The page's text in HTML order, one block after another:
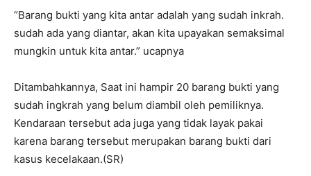
“Barang bukti yang kita antar adalah yang sudah inkrah.
sudah ada yang diantar, akan kita upayakan semaksimal
mungkin untuk kita antar.” ucapnya
Ditambahkannya, Saat ini hampir 20 barang bukti yang
sudah ingkrah yang belum diambil oleh pemiliknya.
Kendaraan tersebut ada juga yang tidak layak pakai
karena barang tersebut merupakan barang bukti dari
kasus kecelakaan.(SR)